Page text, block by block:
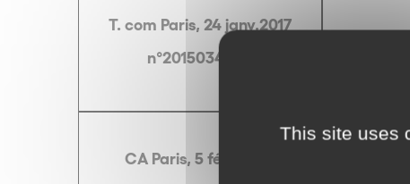
T. com Paris, 24 janv.2017
n°2015034600
CA Paris, 5 févr. 2015
This site uses